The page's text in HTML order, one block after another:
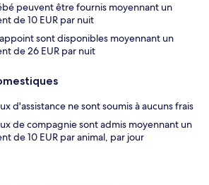
peuvent être fournis moyennant un
de 10 EUR par nuit
sont disponibles moyennant un
de 26 EUR par nuit
d'assistance ne sont soumis à aucuns frais
de compagnie sont admis moyennant un
de 10 EUR par animal, par jour